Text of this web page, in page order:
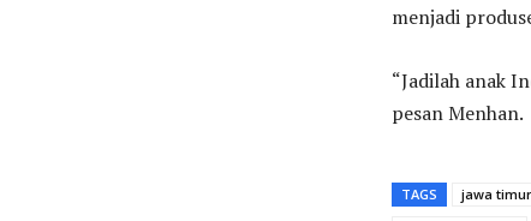
menjadi
“Jadilah anak
pesan
TAGS jawa timur